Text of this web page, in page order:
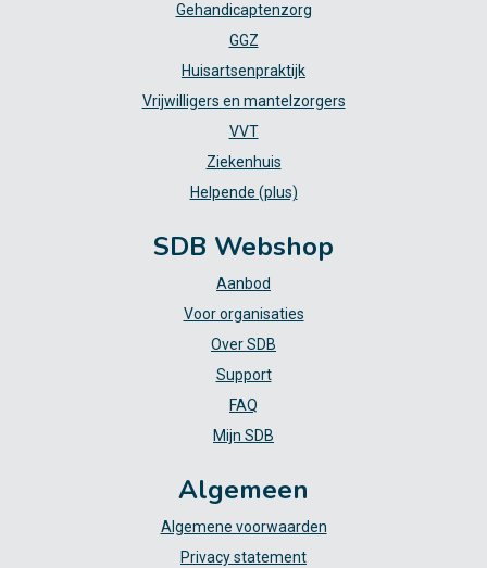
Gehandicaptenzorg
GGZ
Huisartsenpraktijk
Vrijwilligers en mantelzorgers
VVT
Ziekenhuis
Helpende (plus)
SDB Webshop
Aanbod
Voor organisaties
Over SDB
Support
FAQ
Mijn SDB
Algemeen
Algemene voorwaarden
Privacy statement